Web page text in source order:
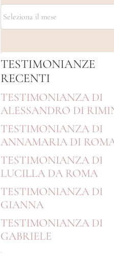
ARCHIVIO
MESSAGGI
TESTIMONIANZE
RECENTI
TESTIMONIANZA DI
ALESSANDRO DI
TESTIMONIANZA DI
ANNAMARIA DI
TESTIMONIANZA DI
LUCILLA DA ROMA
TESTIMONIANZA DI
GIANNA
TESTIMONIANZA DI
GABRIELE